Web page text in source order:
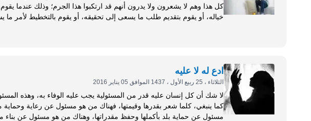
كل هذا وهم لا يشعرون ولا يدرون أنهم قد ارتكبوا هذا الجرم؛ وذلك عندما
خياله، أو يقوم بتقديم طلب ما يسعى إلى تحقيقه، أو يقوم بالتخطيط لأمر ما
ادع له لا عليه
الثلاثاء ، 25 ربيع الأول ، 1437 الموافق 05 يناير 2016
لا شك أن كل إنسان عليه قدر من المسئولية يجب عليه الوفاء به، وهذه
كما ينبغي، كلما شعر بقدرها وقيمتها، فهناك من هو مسئول عن رعاية
مسئول عن حماية بلد بأكملها وحفظ مقدراتها، وهناك من هو مسئول عن